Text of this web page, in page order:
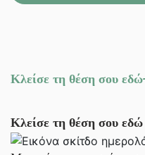
Κλείσε τη θέση σου εδώ
Κλείσε τη θέση σου εδώ